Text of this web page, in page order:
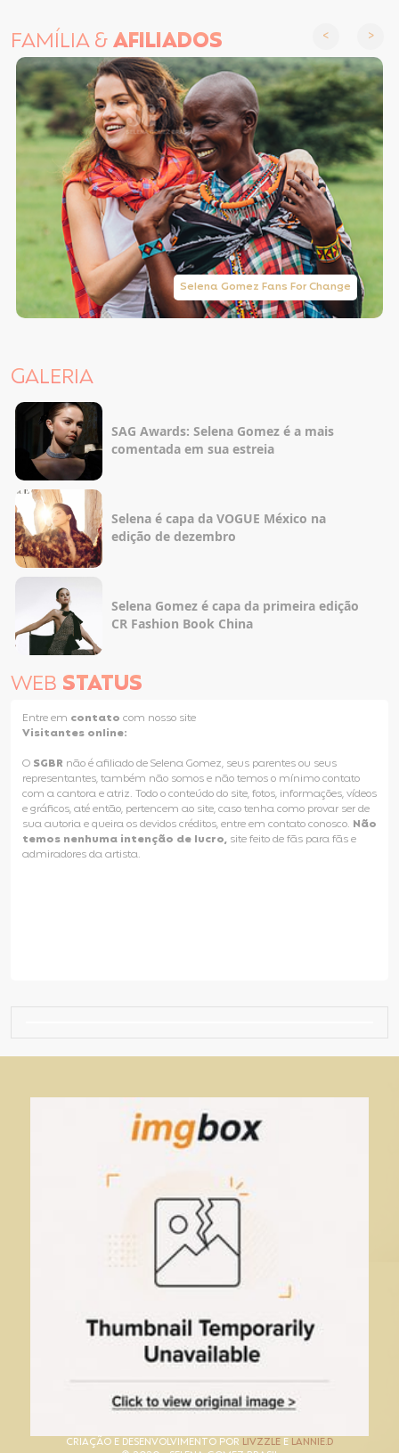
FAMÍLIA &AFILIADOS
Selena Gomez Fans For Change
GALERIA
SAG Awards: Selena Gomez é a mais
comentada em sua estreia
Selena é capa da VOGUE México na
edição de dezembro
Selena Gomez é capa da primeira edição
CR Fashion Book China
WEB STATUS
Entre em contato com nosso site
Visitantes online:
O SGBR não é afiliado de Selena Gomez, seus parentes ou seus
representantes, também não somos e não temos o mínimo contato
com a cantora e atriz. Todo o conteúdo do site, fotos, informações, vídeos
e gráficos, até então, pertencem ao site, caso tenha como provar ser de
sua autoria e queira os devidos créditos, entre em contato conosco. Não
temos nenhuma intenção de lucro, site feito de fãs para fãs e
admiradores da artista.
CRIAÇÃO E DESENVOLVIMENTO POR LIVZZLE E LANNIE.D